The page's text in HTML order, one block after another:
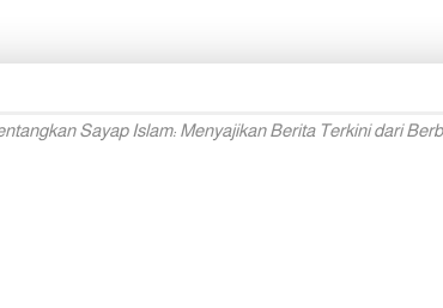
Sayap Islam: Menyajikan Berita Terkini dari